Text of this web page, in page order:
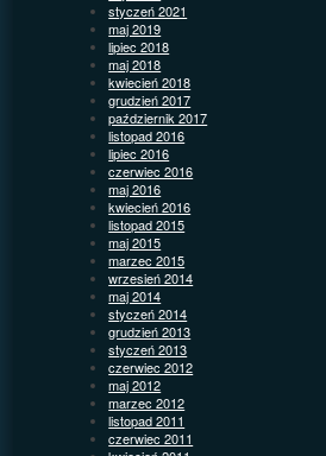
styczeń 2021
maj 2019
lipiec 2018
maj 2018
kwiecień 2018
grudzień 2017
październik 2017
listopad 2016
lipiec 2016
czerwiec 2016
maj 2016
kwiecień 2016
listopad 2015
maj 2015
marzec 2015
wrzesień 2014
maj 2014
styczeń 2014
grudzień 2013
styczeń 2013
czerwiec 2012
maj 2012
marzec 2012
listopad 2011
czerwiec 2011